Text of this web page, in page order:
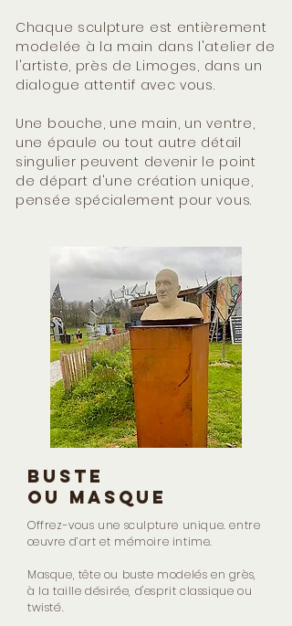
Chaque sculpture est entièrement
modelée à la main dans l'atelier de
l'artiste, près de Limoges, dans un
dialogue attentif avec vous.
Une bouche, une main, un ventre,
une épaule ou tout autre détail
singulier peuvent devenir le point
de départ d'une création unique,
pensée spécialement pour vous.
buste
ou masque
Offrez-vous une sculpture unique. entre
œuvre d’art et mémoire intime.
Masque, tête ou buste modelés en grès,
à la taille désirée, d'esprit classique ou
twisté.